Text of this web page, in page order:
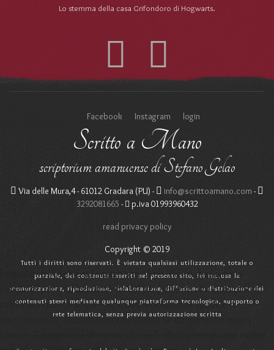
Lo stemma della casa Grifondoro di Hogwarts.
Facebook Instagram login
Scritto a Mano
scriptorium amanuense di Stefano Gelao
Via delle Mura,4 - 61012 Gradara (PU) - info@scrittoamano.com -
3292081665 - p.iva 01993960432
read privacy policy
Copyright © 2019
Tutti i diritti sono riservati. È vietata qualsiasi utilizzazione, totale o
parziale, dei contenuti inseriti nel presente sito, ivi inclusa la
memorizzazione, riproduzione, rielaborazione, diffusione o distribuzione dei
contenuti stessi mediante qualunque piattaforma tecnologica, supporto o
rete telematica, senza previa autorizzazione scritta
Utilizziamo i cookie sul nostro sito Web. Alcuni di essi sono
essenziali per il funzionamento del sito, mentre altri ci aiutano a
migliorare questo sito e l'esperienza dell'utente (cookie di
tracciamento). Puoi decidere tu stesso se consentire o meno i